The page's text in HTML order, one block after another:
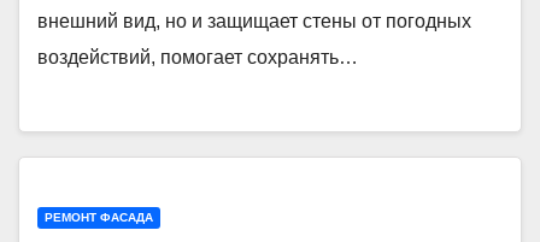
внешний вид, но и защищает стены от погодных
воздействий, помогает сохранять…
РЕМОНТ ФАСАДА